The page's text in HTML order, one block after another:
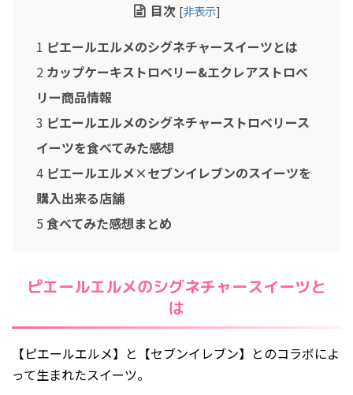
2023年8月
2023年7月
2023年6月
2023年5月
2023年4月
2023年3月
2023年2月
2023年1月
2022年10月
2022年3月
2021年5月
2021年4月
目次 [非表示]
1 ピエールエルメのシグネチャースイーツとは
2 カップケーキストロベリー&エクレアストロベ
リー商品情報
3 ピエールエルメのシグネチャーストロベリース
イーツを食べてみた感想
4 ピエールエルメ×セブンイレブンのスイーツを
購入出来る店舗
5 食べてみた感想まとめ
ピエールエルメのシグネチャースイーツと
は
【ピエールエルメ】と【セブンイレブン】とのコラボによ
って生まれたスイーツ。